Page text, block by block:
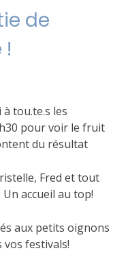
de
tou.te.s les
pour voir le fruit
du résultat
Fred et tout
Un accueil au top!
aux petits oignons
festivals!